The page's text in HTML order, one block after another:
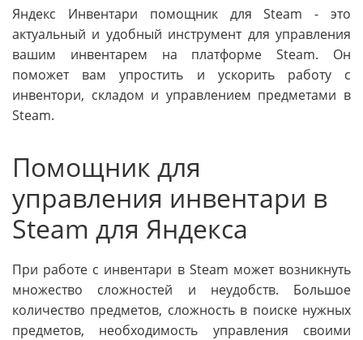
Яндекс Инвентари помощник для Steam - это
актуальный и удобный инструмент для управления
вашим инвентарем на платформе Steam. Он
поможет вам упростить и ускорить работу с
инвентори, складом и управлением предметами в
Steam.
Помощник для
управления инвентари в
Steam для Яндекса
При работе с инвентари в Steam может возникнуть
множество сложностей и неудобств. Большое
количество предметов, сложность в поиске нужных
предметов, необходимость управления своими